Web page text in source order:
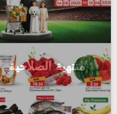
منتهية الصلاحية